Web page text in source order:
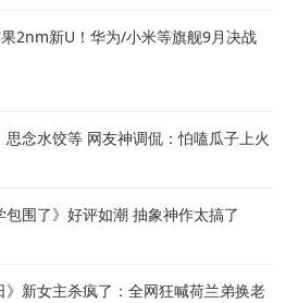
2nm新U！华为/小米等旗舰9月决战
思念水饺等 网友神调侃：怕嗑瓜子上火
包围了》好评如潮 抽象神作太搞了
》新女主杀疯了：全网狂喊荷兰弟换老